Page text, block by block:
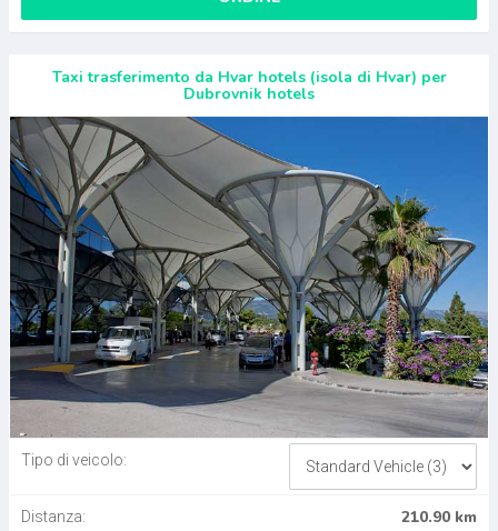
Taxi trasferimento da Hvar hotels (isola di Hvar) per
Dubrovnik hotels
Tipo di veicolo:
Distanza: 210.90 km